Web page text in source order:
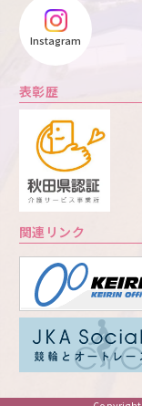
Instagram
表彰歴
関連リンク